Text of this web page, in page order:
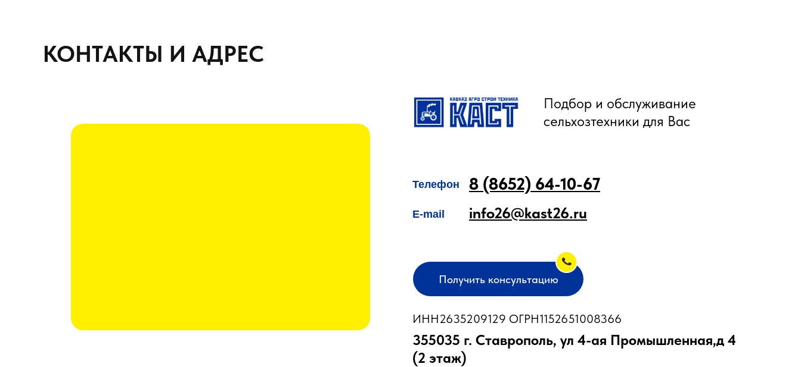
КОНТАКТЫ И АДРЕС
Подбор и обслуживание
сельхозтехники для Вас
8 (8652) 64-10-67
info26@kast26.ru
Получить консультацию
355035 г. Ставрополь, ул 4-ая Промышленная,д 4
(2 этаж)
Телефон
E-mail
ИНН2635209129 ОГРН1152651008366